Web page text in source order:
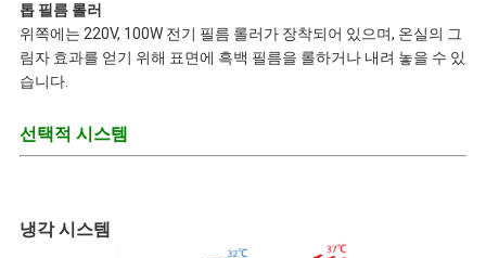
톱 필름 롤러
위쪽에는 220V, 100W 전기 필름 롤러가 장착되어 있으며, 온실의 그
림자 효과를 얻기 위해 표면에 흑백 필름을 롤하거나 내려 놓을 수 있
습니다.
선택적 시스템
냉각 시스템